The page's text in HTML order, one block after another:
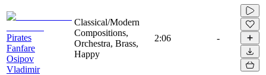
Pirates
Fanfare
Osipov
Vladimir
Classical/Modern
Compositions,
Orchestra, Brass,
Happy
2:06 -